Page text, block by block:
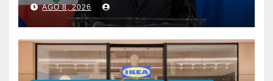
persone”
AGO 8, 2026